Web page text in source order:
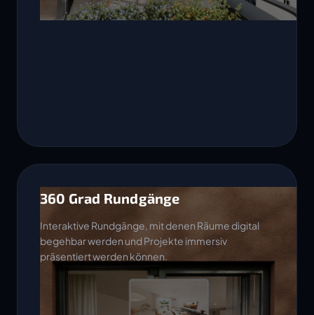
360 Grad Rundgänge
Interaktive Rundgänge, mit denen Räume digital
begehbar werden und Projekte immersiv
präsentiert werden können.